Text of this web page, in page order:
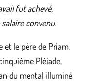
fut achevé,
convenu.
et le père de Priam.
Pléiade,
du mental illuminé